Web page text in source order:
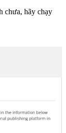
chưa, hãy chạy